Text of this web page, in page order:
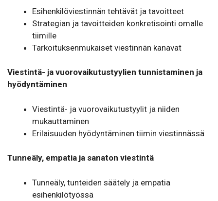
Esihenkilöviestinnän tehtävät ja tavoitteet
Strategian ja tavoitteiden konkretisointi omalle
tiimille
Tarkoituksenmukaiset viestinnän kanavat
Viestintä- ja vuorovaikutustyylien tunnistaminen ja
hyödyntäminen
Viestintä- ja vuorovaikutustyylit ja niiden
mukauttaminen
Erilaisuuden hyödyntäminen tiimin viestinnässä
Tunneäly, empatia ja sanaton viestintä
Tunneäly, tunteiden säätely ja empatia
esihenkilötyössä